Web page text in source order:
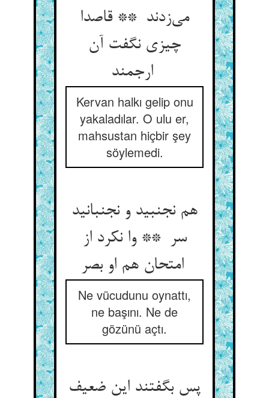
می‌زدند ** قاصدا
چیزی نگفت آن
Kervan halkı gelip onu
yakaladılar. O ulu er,
mahsustan hiçbir şey
söylemedi.
هم نجنبید و نجنبانید
سر ** وا نکرد از
امتحان هم او بصر
Ne vücudunu oynattı,
ne başını. Ne de
gözünü açtı.
پس بگفتند این ضعیف